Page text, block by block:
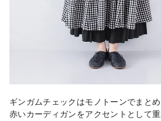
ギンガムチェックはモノトーンでまと
赤いカーディガンをアクセントとして